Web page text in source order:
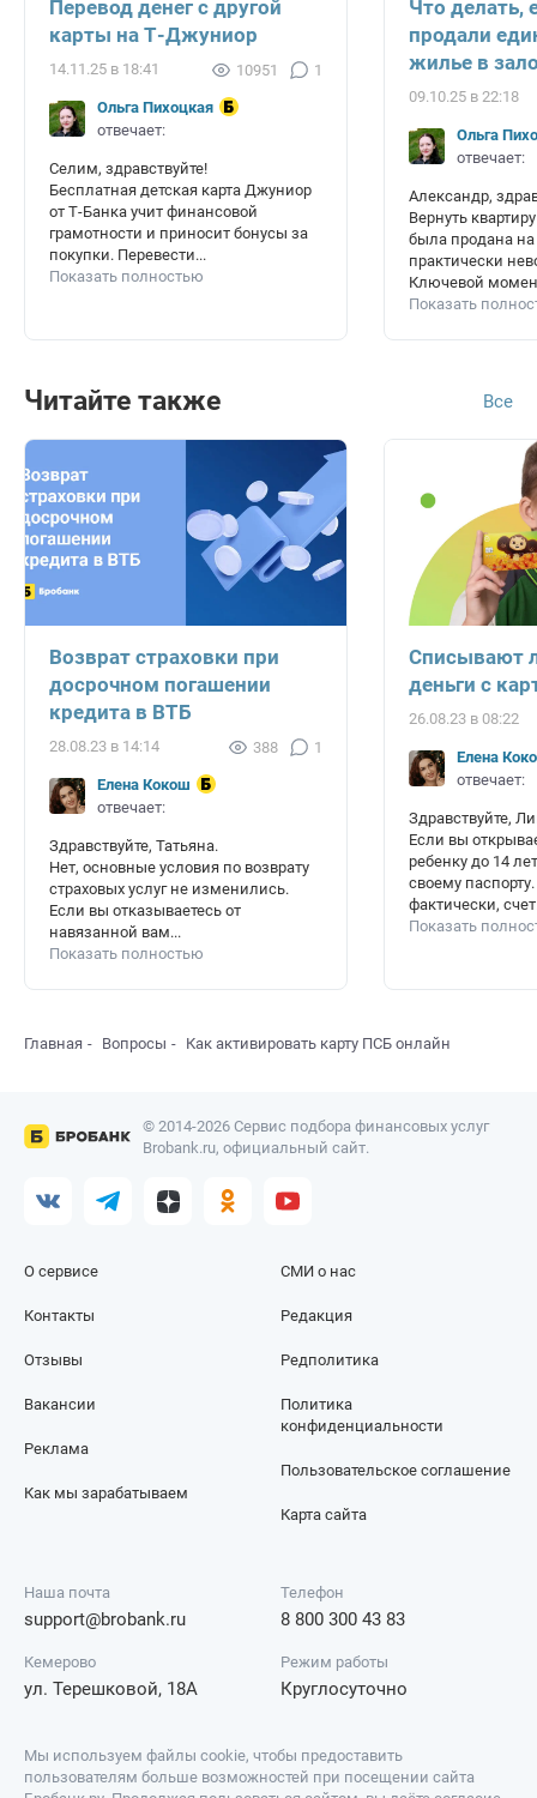
Перевод денег с другой
карты на Т-Джуниор
14.11.25 в 18:41 10951 1
Ольга Пихоцкая
отвечает:
Селим, здравствуйте!
Бесплатная детская карта Джуниор
от Т-Банка учит финансовой
грамотности и приносит бонусы за
покупки. Перевести...
Показать полностью
Что делать,
продали
жилье в
09.10.25 в 22:18
Ольга
отвечает:
Александр,
Вернуть
была продана на
практически
Ключевой
Показать
Читайте также Все
Возврат страховки при
досрочном погашении
кредита в ВТБ
28.08.23 в 14:14 388 1
Елена Кокош
отвечает:
Здравствуйте, Татьяна.
Нет, основные условия по возврату
страховых услуг не изменились.
Если вы отказываетесь от
навязанной вам...
Показать полностью
Списывают
деньги с
26.08.23 в 08:22
Елена
отвечает:
Здравствуйте,
Если вы
ребенку до 14
своему
фактически,
Показать
Главная Вопросы Как активировать карту ПСБ онлайн
© 2014-2026 Сервис подбора финансовых услуг
Brobank.ru, официальный сайт.
О сервисе
Контакты
Отзывы
СМИ о нас
Редакция
Редполитика
Вакансии
Реклама
Как мы зарабатываем
Политика
конфиденциальности
Пользовательское соглашение
Карта сайта
Наша почта
support@brobank.ru
Телефон
8 800 300 43 83
Кемерово
ул. Терешковой, 18А
Режим работы
Круглосуточно
Мы используем файлы cookie, чтобы предоставить
пользователям больше возможностей при посещении сайта